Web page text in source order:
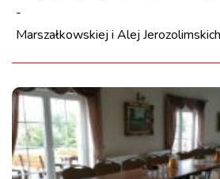
-
Marszałkowskiej i Alej